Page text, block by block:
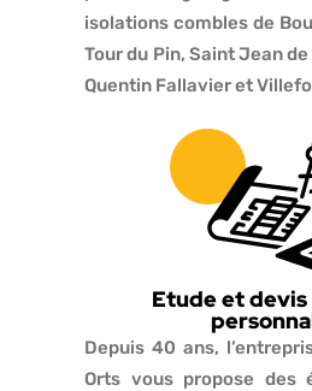
isolations combles de
Tour du Pin, Saint Jean
Quentin Fallavier et
Etude et
Depuis 40 ans,
Orts vous propose des